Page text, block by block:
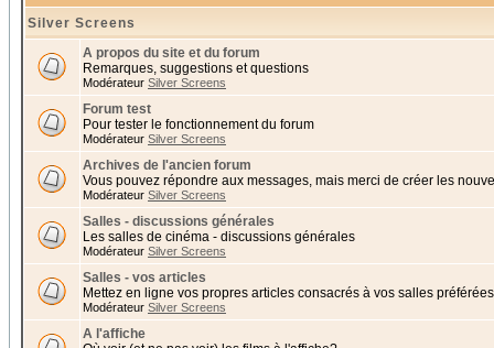
Silver Screens
A propos du site et du forum
Remarques, suggestions et questions
Modérateur Silver Screens
Forum test
Pour tester le fonctionnement du forum
Modérateur Silver Screens
Archives de l'ancien forum
Vous pouvez répondre aux messages, mais merci de créer les
Modérateur Silver Screens
Salles - discussions générales
Les salles de cinéma - discussions générales
Modérateur Silver Screens
Salles - vos articles
Mettez en ligne vos propres articles consacrés à vos salles
Modérateur Silver Screens
A l'affiche